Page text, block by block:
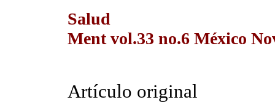
Salud
Ment vol.33 no.6 México
Artículo original